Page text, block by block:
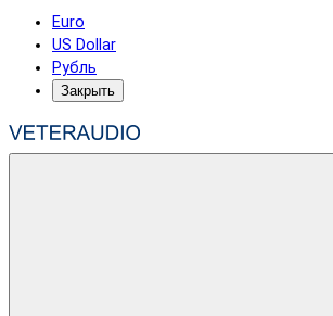
Euro
US Dollar
Рубль
Закрыть